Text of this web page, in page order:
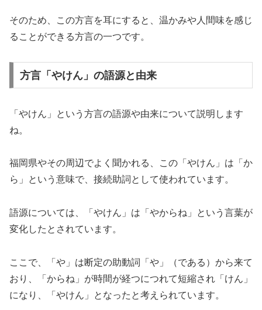
そのため、この方言を耳にすると、温かみや人間味を感じ
ることができる方言の一つです。
方言「やけん」の語源と由来
「やけん」という方言の語源や由来について説明します
ね。
福岡県やその周辺でよく聞かれる、この「やけん」は「か
ら」という意味で、接続助詞として使われています。
語源については、「やけん」は「やからね」という言葉が
変化したとされています。
ここで、「や」は断定の助動詞「や」（である）から来て
おり、「からね」が時間が経つにつれて短縮され「けん」
になり、「やけん」となったと考えられています。